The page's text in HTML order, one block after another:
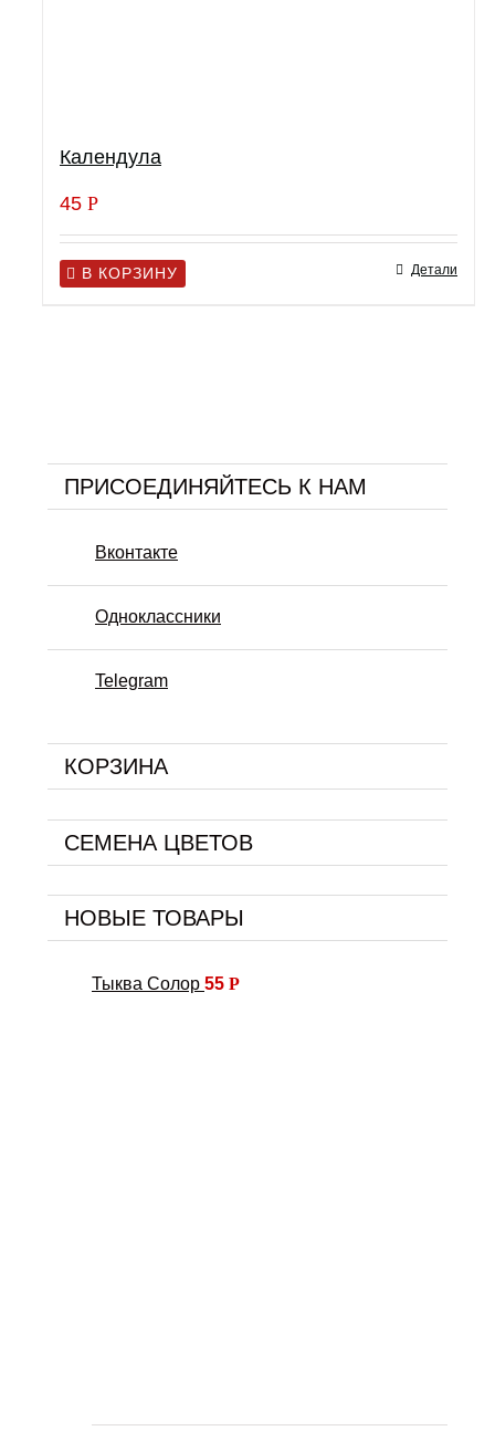
Календула
45 Р
В КОРЗИНУ Детали
ПРИСОЕДИНЯЙТЕСЬ К НАМ
Вконтакте
Одноклассники
Telegram
КОРЗИНА
СЕМЕНА ЦВЕТОВ
НОВЫЕ ТОВАРЫ
Тыква Солор 55 Р